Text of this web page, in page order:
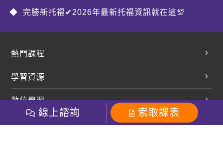
完勝新托福✔2026年最新托福資訊就在這💯
熱門課程
開口溜英文
學習資源
開課查詢
數位學習
巨匠美語數位學院
社群
線上諮詢 索取課表